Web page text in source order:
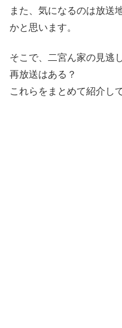
また、気になるのは放送
かと思います。
そこで、二宮ん家の見逃
再放送はある？
これらをまとめて紹介し